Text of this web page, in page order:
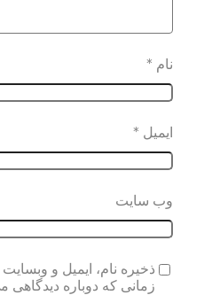
نام *
ایمیل *
وب‌ سایت
ذخیره نام، ایمیل و
زمانی که دوباره دیدگاهی